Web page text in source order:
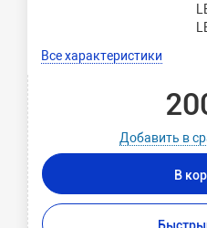
Все характеристики
Добавить в
В